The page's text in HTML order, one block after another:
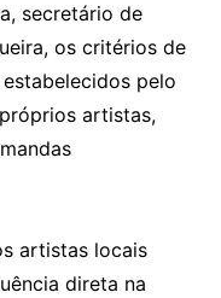
secretário de
os critérios de
pelo
artistas,
artistas locais
direta na